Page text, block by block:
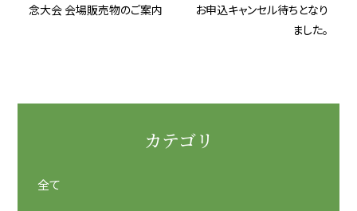
念大会 会場販売物のご案内
お申込キャンセル待ちとなり
ました。
カテゴリ
全て